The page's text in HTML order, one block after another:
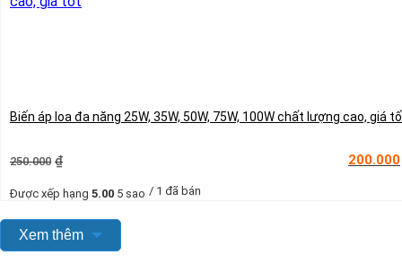
Biến áp loa đa năng 25W, 35W, 50W, 75W, 100W chất lượng cao, giá
250.000 ₫Giá
là:
200.000
Giá
tại
200.000₫.
Được xếp hạng 5.00 5 sao / 1 đã bán
Xem thêm